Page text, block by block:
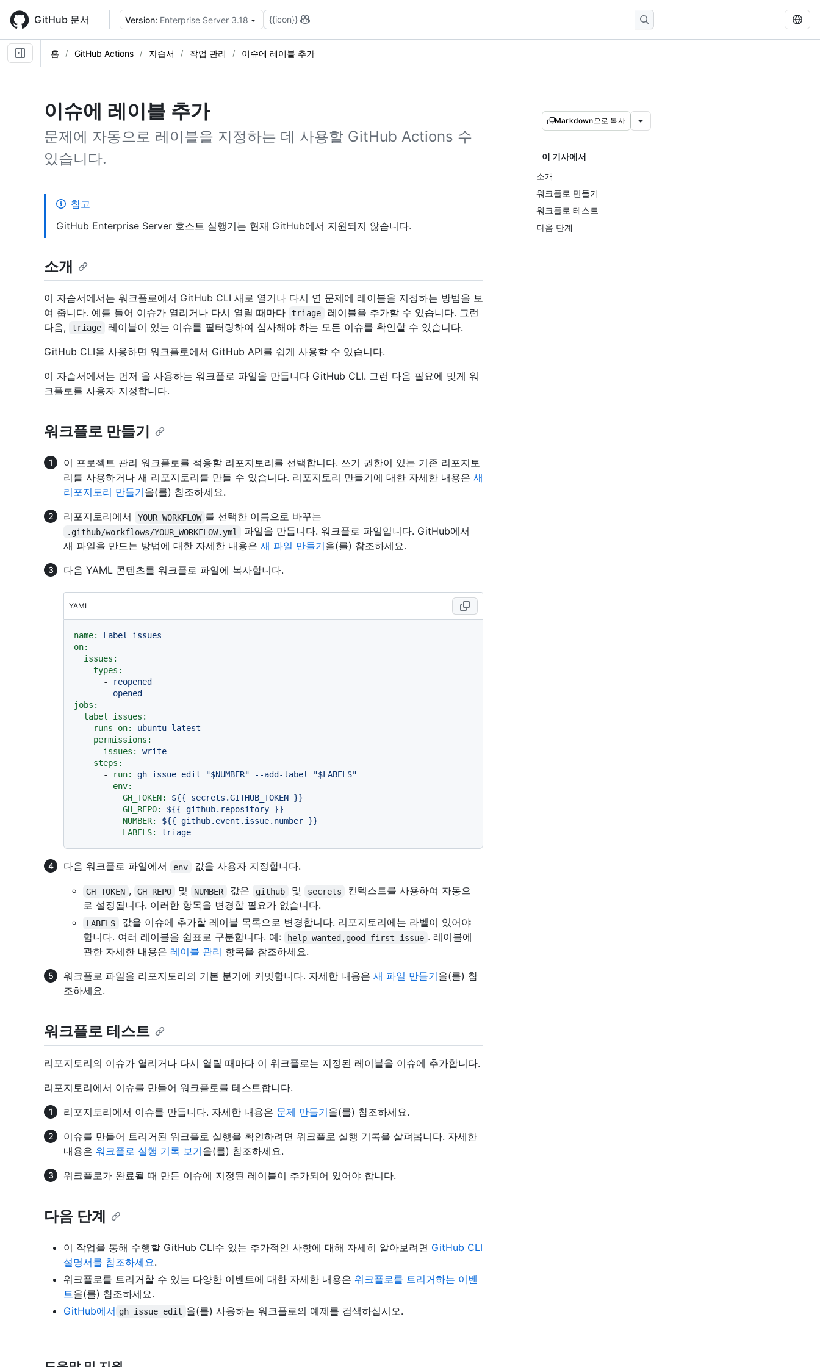
main
content
GitHub 문서 Version: Enterprise Server 3.18 {{icon}}
홈 GitHub Actions 자습서 작업 관리 이슈에 레이블 추가
이슈에 레이블 추가
문제에 자동으로 레이블을 지정하는 데 사용할 GitHub Actions 수
있습니다.
Markdown으로 복사
이 기사에서
소개
워크플로 만들기
워크플로 테스트
다음 단계
참고
GitHub Enterprise Server 호스트 실행기는 현재 GitHub에서 지원되지 않습니다.
소개
이 자습서에서는 워크플로에서 GitHub CLI 새로 열거나 다시 연 문제에 레이블을 지정하는 방법을 보
여 줍니다. 예를 들어 이슈가 열리거나 다시 열릴 때마다
triage
레이블을 추가할 수 있습니다. 그런
다음,
triage
레이블이 있는 이슈를 필터링하여 심사해야 하는 모든 이슈를 확인할 수 있습니다.
GitHub CLI을 사용하면 워크플로에서 GitHub API를 쉽게 사용할 수 있습니다.
이 자습서에서는 먼저 을 사용하는 워크플로 파일을 만듭니다 GitHub CLI. 그런 다음 필요에 맞게 워
크플로를 사용자 지정합니다.
워크플로 만들기
이 프로젝트 관리 워크플로를 적용할 리포지토리를 선택합니다. 쓰기 권한이 있는 기존 리포지토
리를 사용하거나 새 리포지토리를 만들 수 있습니다. 리포지토리 만들기에 대한 자세한 내용은 새
리포지토리 만들기을(를) 참조하세요.
리포지토리에서
YOUR_WORKFLOW 를 선택한 이름으로 바꾸는
.github/workflows/YOUR_WORKFLOW.yml
파일을 만듭니다. 워크플로 파일입니다. GitHub에서
새 파일을 만드는 방법에 대한 자세한 내용은 새 파일 만들기을(를) 참조하세요.
다음 YAML 콘텐츠를 워크플로 파일에 복사합니다.
YAML
name: Label
issues
on:
issues:
types:
-
reopened
-
opened
jobs:
label_issues:
runs-on:
ubuntu-latest
permissions:
issues:
write
steps:
-
run: gh issue edit "$NUMBER" --add-label
"$LABELS"
env:
GH_TOKEN:
${{ secrets.GITHUB_TOKEN }}
GH_REPO:
${{ github.repository }}
NUMBER:
${{ github.event.issue.number }}
LABELS:
triage
다음 워크플로 파일에서 env 값을 사용자 지정합니다.
GH_TOKEN , GH_REPO 및 NUMBER 값은 github 및 secrets
컨텍스트를 사용하여 자동으
로 설정됩니다. 이러한 항목을 변경할 필요가 없습니다.
LABELS
값을 이슈에 추가할 레이블 목록으로 변경합니다. 리포지토리에는 라벨이 있어야
합니다. 여러 레이블을 쉼표로 구분합니다. 예:
help wanted,good first issue . 레이블에
관한 자세한 내용은 레이블 관리 항목을 참조하세요.
워크플로 파일을 리포지토리의 기본 분기에 커밋합니다. 자세한 내용은 새 파일 만들기을(를) 참
조하세요.
워크플로 테스트
리포지토리의 이슈가 열리거나 다시 열릴 때마다 이 워크플로는 지정된 레이블을 이슈에 추가합니다.
리포지토리에서 이슈를 만들어 워크플로를 테스트합니다.
리포지토리에서 이슈를 만듭니다. 자세한 내용은 문제 만들기을(를) 참조하세요.
이슈를 만들어 트리거된 워크플로 실행을 확인하려면 워크플로 실행 기록을 살펴봅니다. 자세한
내용은 워크플로 실행 기록 보기을(를) 참조하세요.
워크플로가 완료될 때 만든 이슈에 지정된 레이블이 추가되어 있어야 합니다.
다음 단계
이 작업을 통해 수행할 GitHub CLI수 있는 추가적인 사항에 대해 자세히 알아보려면 GitHub CLI
설명서를 참조하세요.
워크플로를 트리거할 수 있는 다양한 이벤트에 대한 자세한 내용은 워크플로를 트리거하는 이벤
트을(를) 참조하세요.
GitHub에서 gh issue edit 을(를) 사용하는 워크플로의 예제를 검색하십시오.